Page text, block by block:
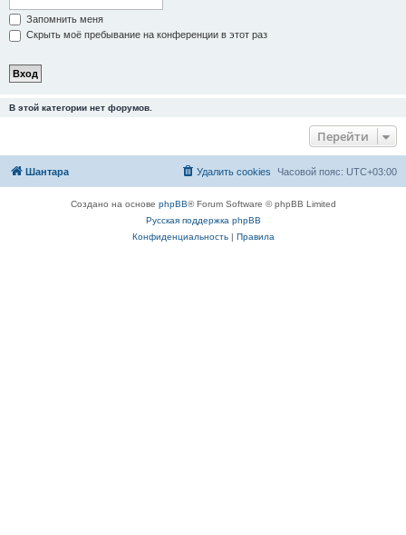
Запомнить меня
Скрыть моё пребывание на конференции в этот раз
В этой категории нет форумов.
Перейти
Шантара Часовой пояс: UTC+03:00
Удалить cookies
Создано на основе phpBB® Forum Software © phpBB Limited
Русская поддержка phpBB
Конфиденциальность| Правила